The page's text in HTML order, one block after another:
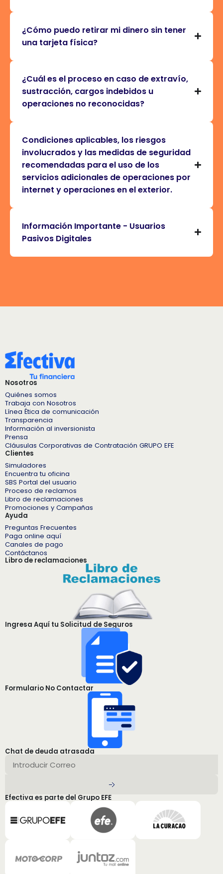
¿Cómo puedo retirar mi dinero sin tener
una tarjeta física?
¿Cuál es el proceso en caso de extravío,
sustracción, cargos indebidos u
operaciones no reconocidas?
Condiciones aplicables, los riesgos
involucrados y las medidas de seguridad
recomendadas para el uso de los
servicios adicionales de operaciones por
internet y operaciones en el exterior.
Información Importante - Usuarios
Pasivos Digitales
Nosotros
Quiénes somos
Trabaja con Nosotros
Línea Ética de comunicación
Transparencia
Información al inversionista
Prensa
Cláusulas Corporativas de Contratación GRUPO EFE
Clientes
Simuladores
Encuentra tu oficina
SBS Portal del usuario
Proceso de reclamos
Libro de reclamaciones
Promociones y Campañas
Ayuda
Preguntas Frecuentes
Paga online aquí
Canales de pago
Contáctanos
Libro de reclamaciones
Ingresa Aquí tu Solicitud de Seguros
Formulario No Contactar
Chat de deuda atrasada
Efectiva es parte del Grupo EFE